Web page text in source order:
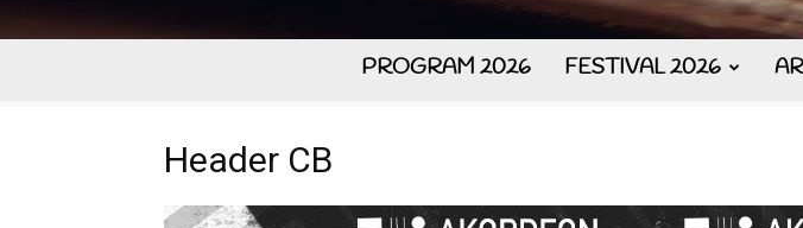
PROGRAM 2026 FESTIVAL 2026
Header CB